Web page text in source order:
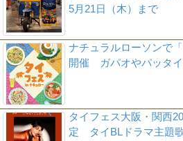
5月21日（木）まで
ナチュラルローソンで
開催 ガパオやパッタ
タイフェス大阪・関西
定 タイBLドラマ主題